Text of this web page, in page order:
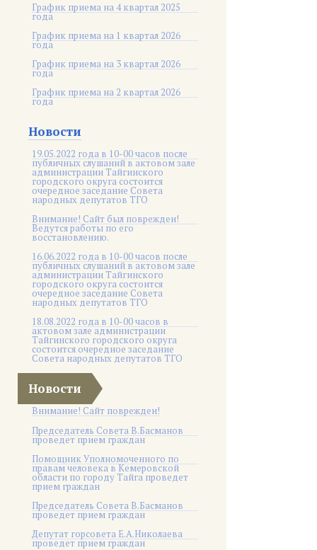
График приема на 4 квартал 2025
года
График приема на 1 квартал 2026
года
График приема на 3 квартал 2026
года
График приема на 2 квартал 2026
года
Новости
19.05.2022 года в 10-00 часов после
публичных слушаний в актовом зале
администрации Тайгинского
городского округа состоится
очередное заседание Совета
народных депутатов ТГО
Внимание! Сайт был поврежден!
Ведутся работы по его
восстановлению.
16.06.2022 года в 10-00 часов после
публичных слушаний в актовом зале
администрации Тайгинского
городского округа состоится
очередное заседание Совета
народных депутатов ТГО
18.08.2022 года в 10-00 часов в
актовом зале администрации
Тайгинского городского округа
состоится очередное заседание
Совета народных депутатов ТГО
Новости
Внимание! Сайт поврежден!
Председатель Совета В.Басманов
проведет прием граждан
Помощник Уполномоченного по
правам человека в Кемеровской
области по городу Тайга проведет
прием граждан
Председатель Совета В.Басманов
проведет прием граждан
Депутат горсовета Е.А.Николаева
проведет прием граждан